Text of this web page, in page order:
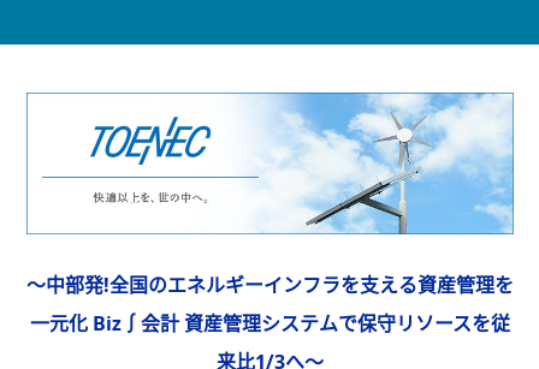
～中部発!全国のエネルギーインフラを支える資産管理を
一元化 Biz∫会計 資産管理システムで保守リソースを従
来比1/3へ～